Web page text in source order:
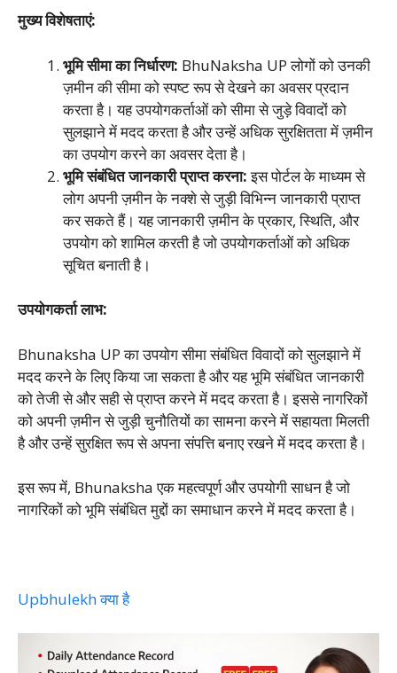
मुख्य विशेषताएं:
भूमि सीमा का निर्धारण: BhuNaksha UP लोगों को उनकी
ज़मीन की सीमा को स्पष्ट रूप से देखने का अवसर प्रदान
करता है। यह उपयोगकर्ताओं को सीमा से जुड़े विवादों को
सुलझाने में मदद करता है और उन्हें अधिक सुरक्षितता में ज़मीन
का उपयोग करने का अवसर देता है।
भूमि संबंधित जानकारी प्राप्त करना:इस पोर्टल के माध्यम से
लोग अपनी ज़मीन के नक्शे से जुड़ी विभिन्न जानकारी प्राप्त
कर सकते हैं। यह जानकारी ज़मीन के प्रकार, स्थिति, और
उपयोग को शामिल करती है जो उपयोगकर्ताओं को अधिक
सूचित बनाती है।
उपयोगकर्ता लाभ:
Bhunaksha UP का उपयोग सीमा संबंधित विवादों को सुलझाने में
मदद करने के लिए किया जा सकता है और यह भूमि संबंधित जानकारी
को तेजी से और सही से प्राप्त करने में मदद करता है। इससे नागरिकों
को अपनी ज़मीन से जुड़ी चुनौतियों का सामना करने में सहायता मिलती
है और उन्हें सुरक्षित रूप से अपना संपत्ति बनाए रखने में मदद करता है।
इस रूप में, Bhunaksha एक महत्वपूर्ण और उपयोगी साधन है जो
नागरिकों को भूमि संबंधित मुद्दों का समाधान करने में मदद करता है।
Upbhulekh क्या है